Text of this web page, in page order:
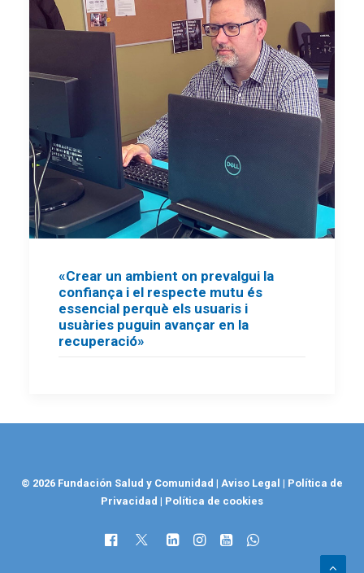
«Crear un ambient on prevalgui la
confiança i el respecte mutu és
essencial perquè els usuaris i
usuàries puguin avançar en la
recuperació»
© 2026 Fundación Salud y Comunidad | Aviso Legal | Política de
Privacidad | Política de cookies